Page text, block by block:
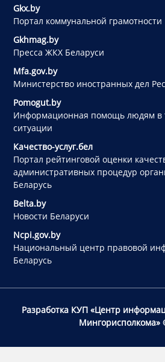
Gkx.by
Портал коммунальной грамотности
Gkhmag.by
Пресса ЖКХ Беларуси
Mfa.gov.by
Министерство иностранных дел
Pomogut.by
Информационная помощь людям в
ситуации
Качество-услуг.бел
Портал рейтинговой оценки
административных процедур
Беларусь
Belta.by
Новости Беларуси
Ncpi.gov.by
Национальный центр правовой
Беларусь
Разработка КУП «Центр
Мингорисполкома»